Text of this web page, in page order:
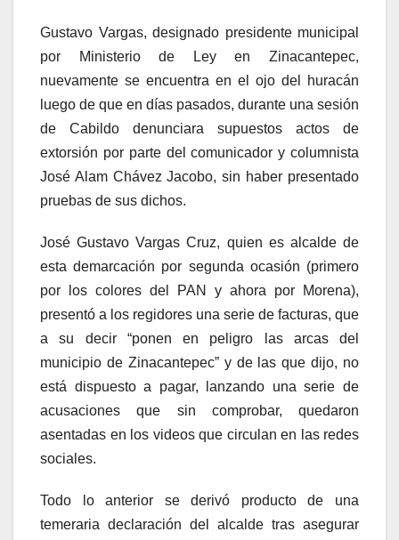
Gustavo Vargas, designado presidente municipal
por Ministerio de Ley en Zinacantepec,
nuevamente se encuentra en el ojo del huracán
luego de que en días pasados, durante una sesión
de Cabildo denunciara supuestos actos de
extorsión por parte del comunicador y columnista
José Alam Chávez Jacobo, sin haber presentado
pruebas de sus dichos.
José Gustavo Vargas Cruz, quien es alcalde de
esta demarcación por segunda ocasión (primero
por los colores del PAN y ahora por Morena),
presentó a los regidores una serie de facturas, que
a su decir “ponen en peligro las arcas del
municipio de Zinacantepec” y de las que dijo, no
está dispuesto a pagar, lanzando una serie de
acusaciones que sin comprobar, quedaron
asentadas en los videos que circulan en las redes
sociales.
Todo lo anterior se derivó producto de una
temeraria declaración del alcalde tras asegurar